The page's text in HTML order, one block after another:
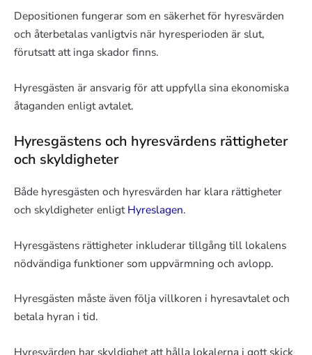
Depositionen fungerar som en säkerhet för hyresvärden
och återbetalas vanligtvis när hyresperioden är slut,
förutsatt att inga skador finns.
Hyresgästen är ansvarig för att uppfylla sina ekonomiska
åtaganden enligt avtalet.
Hyresgästens och hyresvärdens rättigheter
och skyldigheter
Både hyresgästen och hyresvärden har klara rättigheter
och skyldigheter enligtHyreslagen.
Hyresgästens rättigheter inkluderar tillgång till lokalens
nödvändiga funktioner som uppvärmning och avlopp.
Hyresgästen måste även följa villkoren i hyresavtalet och
betala hyran i tid.
Hyresvärden har skyldighet att hålla lokalerna i gott skick